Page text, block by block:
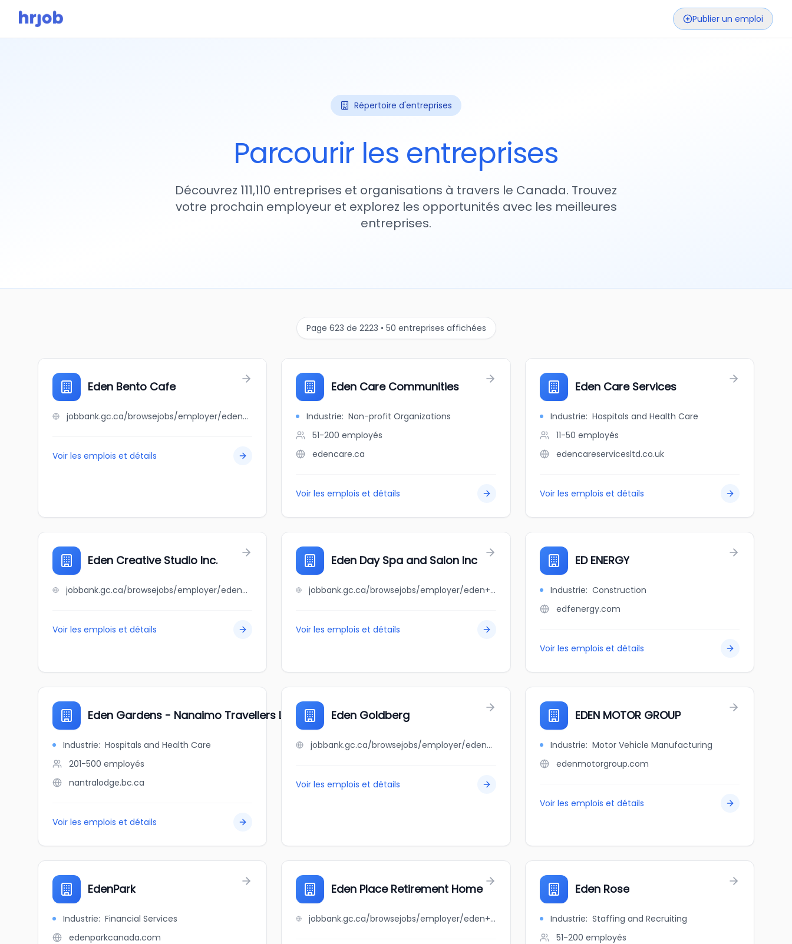
Publier un emploi
Répertoire d'entreprises
Parcourir les entreprises
Découvrez 111,110 entreprises et organisations à travers le Canada. Trouvez
votre prochain employeur et explorez les opportunités avec les meilleures
entreprises.
Page 623 de 2223 • 50 entreprises affichées
Eden Bento Cafe
jobbank.gc.ca/browsejobs/employer/eden+bento+cafe/ca
Voir les emplois et détails
Eden Care Communities
Industrie: Non-profit Organizations
51-200 employés
edencare.ca
Voir les emplois et détails
Eden Care Services
Industrie: Hospitals and Health Care
11-50 employés
edencareservicesltd.co.uk
Voir les emplois et détails
Eden Creative Studio Inc.
jobbank.gc.ca/browsejobs/employer/eden+creative+studio+inc./ca
Voir les emplois et détails
Eden Day Spa and Salon Inc
jobbank.gc.ca/browsejobs/employer/eden+day+spa+and+salon+inc/ca
Voir les emplois et détails
ED ENERGY
Industrie: Construction
edfenergy.com
Voir les emplois et détails
Eden Gardens - Nanaimo Travellers Lodge Society
Industrie: Hospitals and Health Care
201-500 employés
nantralodge.bc.ca
Voir les emplois et détails
Eden Goldberg
jobbank.gc.ca/browsejobs/employer/eden+goldberg/ca
Voir les emplois et détails
EDEN MOTOR GROUP
Industrie: Motor Vehicle Manufacturing
edenmotorgroup.com
Voir les emplois et détails
EdenPark
Industrie: Financial Services
edenparkcanada.com
Eden Place Retirement Home
jobbank.gc.ca/browsejobs/employer/eden+place+retirement+home/ca
Eden Rose
Industrie: Staffing and Recruiting
51-200 employés